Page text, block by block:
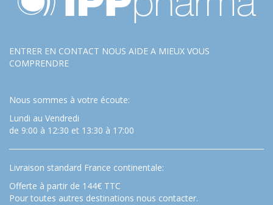
ENTRER EN CONTACT NOUS AIDE A MIEUX VOUS
COMPRENDRE
Nous sommes à votre écoute:
Lundi au Vendredi
de 9:00 à 12:30 et 13:30 à 17:00
Livraison standard France continentale:
Offerte à partir de 144€ TTC
Pour toutes autres destinations nous contacter.